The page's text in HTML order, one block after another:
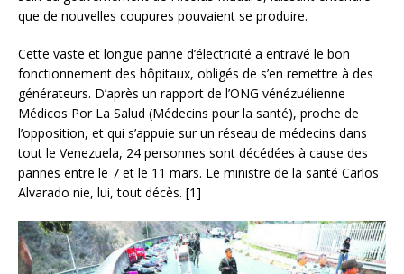
que de nouvelles coupures pouvaient se produire.
Cette vaste et longue panne d’électricité a entravé le bon
fonctionnement des hôpitaux, obligés de s’en remettre à des
générateurs. D’après un rapport de l’ONG vénézuélienne
Médicos Por La Salud (Médecins pour la santé), proche de
l’opposition, et qui s’appuie sur un réseau de médecins dans
tout le Venezuela, 24 personnes sont décédées à cause des
pannes entre le 7 et le 11 mars. Le ministre de la santé Carlos
Alvarado nie, lui, tout décès. [1]